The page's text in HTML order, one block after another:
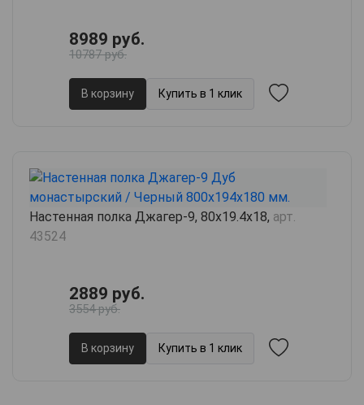
8989 руб.
10787 руб.
В корзину Купить в 1 клик
Настенная полка Джагер-9, 80х19.4х18, арт.
43524
2889 руб.
3554 руб.
В корзину Купить в 1 клик